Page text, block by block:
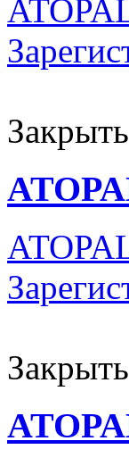
Закрыть
Закрыть